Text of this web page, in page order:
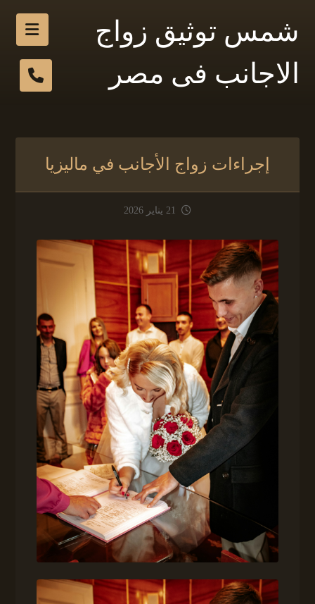
شمس توثيق زواج
الاجانب فى مصر
إجراءات زواج الأجانب في ماليزيا
21 يناير 2026